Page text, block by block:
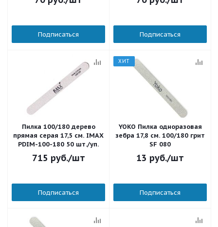
Подписаться Подписаться
Пилка 100/180 дерево
прямая серая 17,5 см. IMAX
PDIM-100-180 50 шт./уп.
715 руб./шт
Подписаться
ХИТ
YOKO Пилка одноразовая
зебра 17,8 см. 100/180 грит
SF 080
13 руб./шт
Подписаться